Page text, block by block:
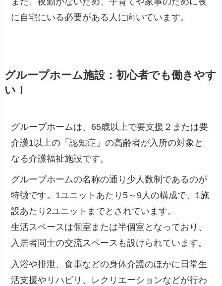
に自宅にいる必要がある人に向いています。
グループホーム施設：初心者でも働きやす
い！
グループホームは、 65歳以上で要支援２または要
介護1以上の「認知症」の高齢者が入所の対象と
なる介護福祉施設です。
グループホームの名称の通り少人数制であるのが
特徴です。1ユニットあたり5～9人の構成で、1施
設あたり2ユニットまでとされています。
生活スペースは個室または半個室となっており、
入居者同士の交流スペースも設けられています。
入浴や排泄、食事などの身体介護のほかに日常生
活支援やリハビリ、レクリエーションなどが行わ